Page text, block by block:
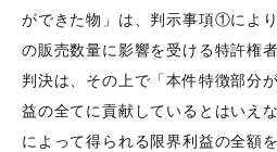
ができた物」は、判示事項①によ
の販売数量に影響を受ける特許権
判決は、その上で「本件特徴部分
益の全てに貢献しているとはいえ
によって得られる限界利益の全額